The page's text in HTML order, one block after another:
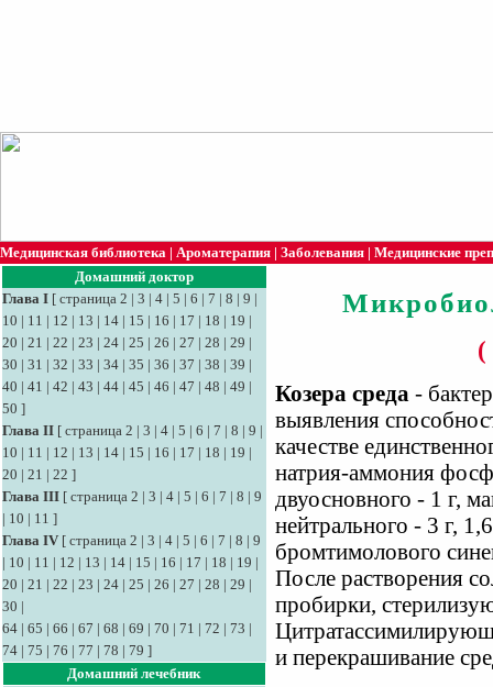
Медицинская библиотека | Ароматерапия | Заболевания | Медицинские
Домашний доктор
Глава I [ страница 2 | 3 | 4 | 5 | 6 | 7 | 8 | 9 |
10 | 11 | 12 | 13 | 14 | 15 | 16 | 17 | 18 | 19 |
20 | 21 | 22 | 23 | 24 | 25 | 26 | 27 | 28 | 29 |
30 | 31 | 32 | 33 | 34 | 35 | 36 | 37 | 38 | 39 |
40 | 41 | 42 | 43 | 44 | 45 | 46 | 47 | 48 | 49 |
50 ]
Глава II [ страница 2 | 3 | 4 | 5 | 6 | 7 | 8 | 9 |
10 | 11 | 12 | 13 | 14 | 15 | 16 | 17 | 18 | 19 |
20 | 21 | 22 ]
Глава III [ страница 2 | 3 | 4 | 5 | 6 | 7 | 8 | 9
| 10 | 11 ]
Глава IV [ страница 2 | 3 | 4 | 5 | 6 | 7 | 8 | 9
| 10 | 11 | 12 | 13 | 14 | 15 | 16 | 17 | 18 | 19 |
20 | 21 | 22 | 23 | 24 | 25 | 26 | 27 | 28 | 29 |
30 |
64 | 65 | 66 | 67 | 68 | 69 | 70 | 71 | 72 | 73 |
74 | 75 | 76 | 77 | 78 | 79 ]
Домашний лечебник
Козера среда -
выявления
качестве
натрия-аммония
двуосновного - 1 г,
нейтрального - 3 г,
бромтимолового
После растворения
пробирки,
и перекрашивание